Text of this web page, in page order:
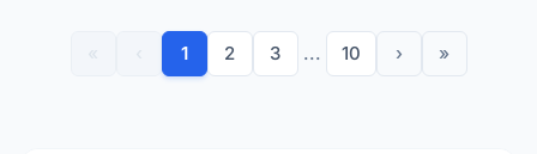
1 2 3 ... 10 › »